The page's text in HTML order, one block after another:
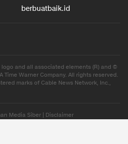
berbuatbaik.id
logo and all associated elements (R) and ©
Time Warner Company. All rights reserved.
marks of Cable News Network, Inc.,
Media Siber Disclaimer